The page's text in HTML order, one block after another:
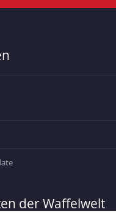
der Waffelwelt